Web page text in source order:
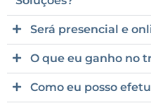
Será presencial e
O que eu ganho no
Como eu posso